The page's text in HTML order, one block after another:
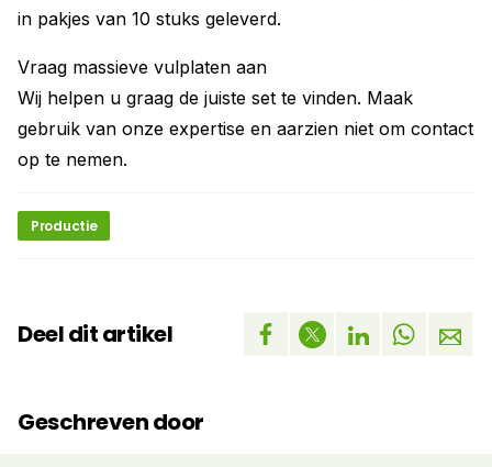
in pakjes van 10 stuks geleverd.
Vraag massieve vulplaten aan
Wij helpen u graag de juiste set te vinden. Maak
gebruik van onze expertise en aarzien niet om contact
op te nemen.
Productie
Deel dit artikel
Geschreven door